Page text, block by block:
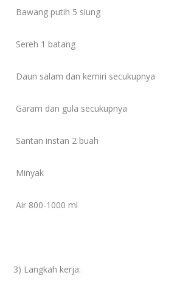
Bawang putih 5 siung
Sereh 1 batang
Daun salam dan kemiri secukupnya
Garam dan gula secukupnya
Santan instan 2 buah
Minyak
Air 800-1000 ml
3) Langkah kerja: